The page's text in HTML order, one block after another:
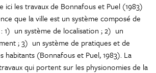
ici les travaux de Bonnafous et Puel (1983)
que la ville est un système composé de
1) un système de localisation ; 2) un
; 3) un système de pratiques et de
habitants (Bonnafous et Puel, 1983). La
qui portent sur les physionomies de la